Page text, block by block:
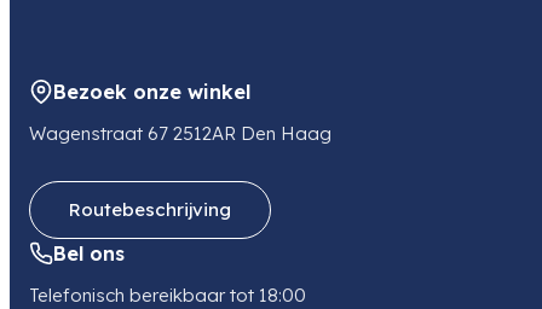
E-mail
info@disnet.nl
0624398149
Bezoek onze winkel
Wagenstraat 67 2512AR Den Haag
Routebeschrijving
Bel ons
Telefonisch bereikbaar tot 18:00